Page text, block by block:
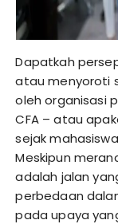
Dapatkah
atau menyoroti
oleh organisasi
CFA – atau
sejak
Meskipun
adalah jalan
perbedaan
pada upaya